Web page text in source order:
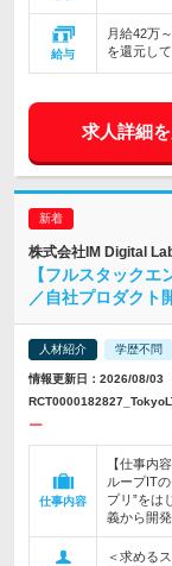
給与
月給42万
を還元し
求人詳細
株式会社IM Digital
【フルスタック
／自社プロダクト
人材紹介 学歴不問
情報更新日：2026/08/
ー
仕事内容
【仕事内
ループIT
プリ”をは
義から開
＜求める